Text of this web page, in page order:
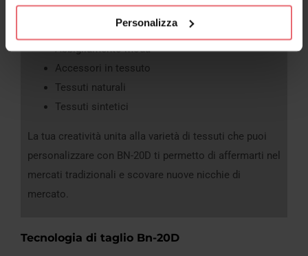
Personalizza
Borse in Tessuto
Abbigliamento sportivo
Abbigliamento moda
Accessori in tessuto
Tessuti naturali
Tessuti sintetici
La tua creatività unita alla varietà di tessuti che puoi
personalizzare con BN-20D ti permetto di affermarti nel
mercati tradizionali e scovare nuove nicchie di
mercato.
Tecnologia di taglio Bn-20D